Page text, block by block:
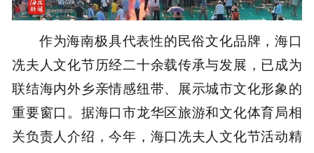
作为海南极具代表性的民俗文化品牌，海口
冼夫人文化节历经二十余载传承与发展，已成为
联结海内外乡亲情感纽带、展示城市文化形象的
重要窗口。据海口市龙华区旅游和文化体育局相
关负责人介绍，今年，海口冼夫人文化节活动精